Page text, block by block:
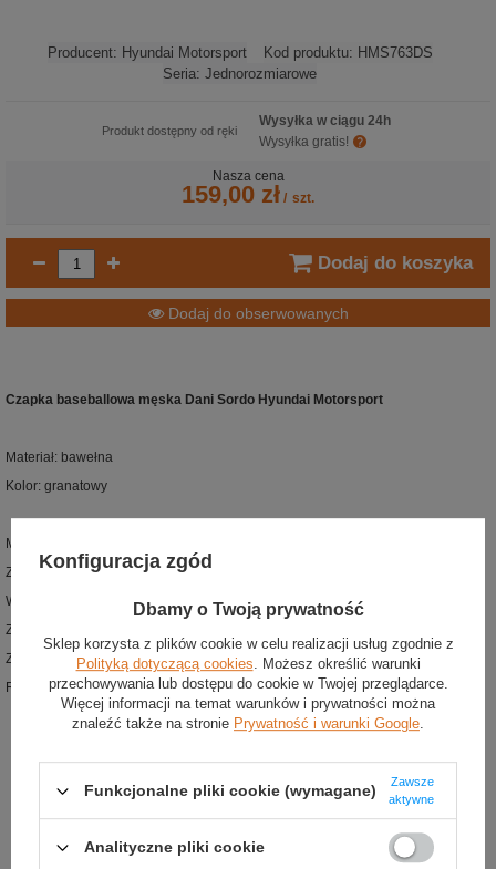
Producent: Hyundai Motorsport Kod produktu: HMS763DS
Seria: Jednorozmiarowe
Produkt dostępny od ręki
Wysyłka w ciągu 24h
Wysyłka gratis!
Nasza cena
159,00 zł / szt.
Dodaj do koszyka
Dodaj do obserwowanych
Czapka baseballowa męska Dani Sordo Hyundai Motorsport
Materiał: bawełna
Kolor: granatowy
Męska czapka baseballowa z najnowszej kolekcji Hyundai Motorsport
Zaprojektowana dla fanów Daniego Sordo
Wykonana z wysokiej jakości bawełny
Z przodu umieszczono logo Hyundai Motorsport
Z lewej strony haftowana flaga Hiszpanii i nazwisko kierowcy
Regulowany pasek z metalowym klipsem
Konfiguracja zgód
Dbamy o Twoją prywatność
Sklep korzysta z plików cookie w celu realizacji usług zgodnie z
Polityką dotyczącą cookies. Możesz określić warunki
przechowywania lub dostępu do cookie w Twojej przeglądarce.
Więcej informacji na temat warunków i prywatności można
znaleźć także na stronie Prywatność i warunki Google.
Funkcjonalne pliki cookie (wymagane)
Zawsze
aktywne
Analityczne pliki cookie